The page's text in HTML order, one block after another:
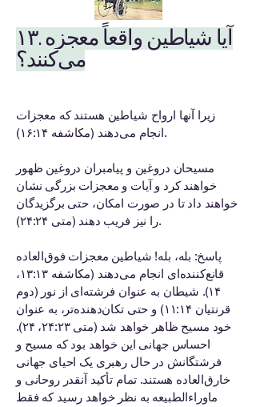
۱۳. آیا شیاطین واقعاً معجزه
می‌کنند؟
زیرا آنها ارواح شیاطین هستند که معجزات
انجام می‌دهند (مکاشفه ۱۶:۱۴).
مسیحان دروغین و پیامبران دروغین ظهور
خواهند کرد و آیات و معجزات بزرگی نشان
خواهند داد تا در صورت امکان، حتی برگزیدگان
را نیز فریب دهند (متی ۲۴:۲۴).
پاسخ: بله، بله! شیاطین معجزات فوق‌العاده
قانع‌کننده‌ای انجام می‌دهند (مکاشفه ۱۳:۱۳،
۱۴). شیطان به عنوان فرشته‌ای از نور (دوم
قرنتیان ۱۱:۱۴) و حتی تکان‌دهنده‌تر، به عنوان
خود مسیح ظاهر خواهد شد (متی ۲۴:۲۳، ۲۴).
احساس جهانی این خواهد بود که مسیح و
فرشتگانش در حال رهبری یک احیای جهانی
خارق‌العاده هستند. تمام تأکید آنقدر روحانی و
ماوراءالطبیعه به نظر خواهد رسید که فقط